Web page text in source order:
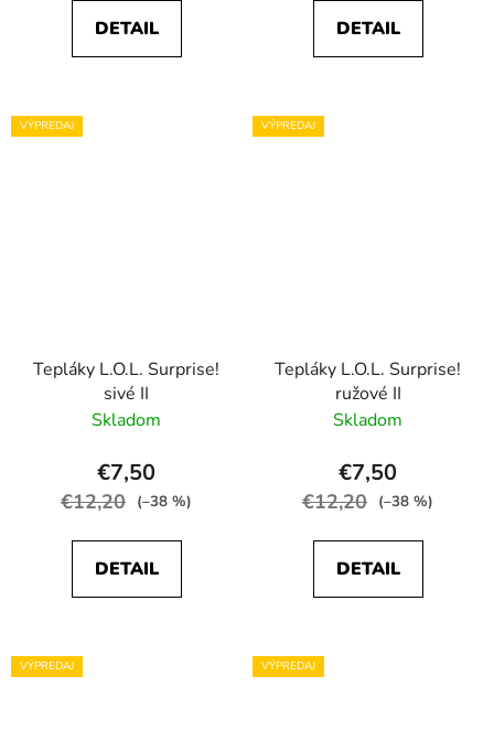
DETAIL DETAIL
VÝPREDAJ
Tepláky L.O.L. Surprise!
sivé II
Skladom
€7,50
€12,20 (–38 %)
DETAIL
VÝPREDAJ
Tepláky L.O.L. Surprise!
ružové II
Skladom
€7,50
€12,20 (–38 %)
DETAIL
VÝPREDAJ VÝPREDAJ